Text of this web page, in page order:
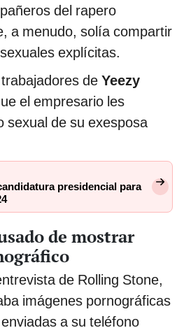
del rapero
a menudo, solía compartir
explícitas.
de Yeezy
el empresario les
sexual de su exesposa
presidencial para
de mostrar
de Rolling Stone,
imágenes pornográficas
a su teléfono